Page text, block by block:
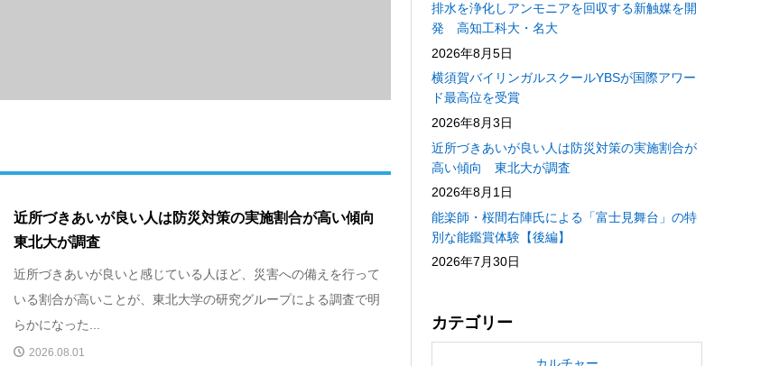
近所づきあいが良い人は防災対策の実施割合が高い傾向
東北大が調査
近所づきあいが良いと感じている人ほど、災害への備えを行って
いる割合が高いことが、東北大学の研究グループによる調査で明
らかになった...
2026.08.01
排水を浄化しアンモニアを回収する新触媒を開
発 高知工科大・名大
2026年8月5日
横須賀バイリンガルスクールYBSが国際アワー
ド最高位を受賞
2026年8月3日
近所づきあいが良い人は防災対策の実施割合が
高い傾向 東北大が調査
2026年8月1日
能楽師・桜間右陣氏による「富士見舞台」の特
別な能鑑賞体験【後編】
2026年7月30日
カテゴリー